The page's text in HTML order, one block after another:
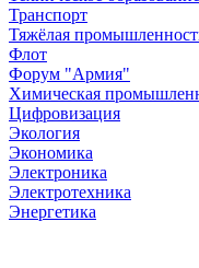
Транспорт
Тяжёлая
Флот
Форум "Армия"
Химическая
Цифровизация
Экология
Экономика
Электроника
Электротехника
Энергетика